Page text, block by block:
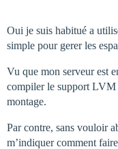
Oui je suis habitué a
simple pour gerer les
Vu que mon serveur est
compiler le support LVM
montage.
Par contre, sans vouloir
m’indiquer comment